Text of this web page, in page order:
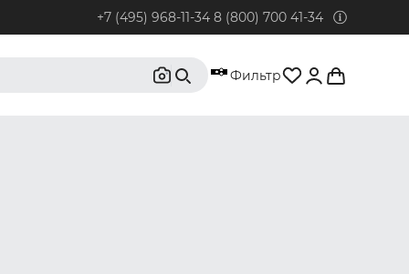
+7 (495) 968-11-34 8 (800) 700 41-34
Фильтр